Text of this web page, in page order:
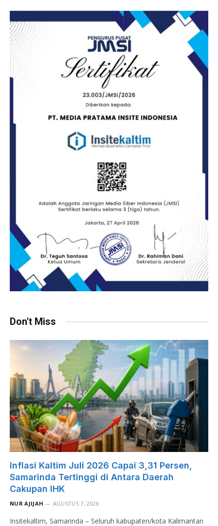
Don't Miss
Inflasi Kaltim Juli 2026 Capai 3,31 Persen,
Samarinda Tertinggi di Antara Daerah
Cakupan IHK
NUR AJIJAH AGUSTUS 7, 2026
Insitekaltim, Samarinda – Seluruh kabupaten/kota Kalimantan